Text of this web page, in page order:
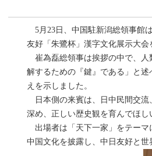
5月23日、中国駐新潟総領事館
友好「朱鷺杯」漢字文化展示大
崔為磊総領事は挨拶の中で、人
解するための『鍵』である」と
えを示しました。
日本側の来賓は、日中民間交流
深め、正しい歴史観を育んでほし
出場者は「天下一家」をテーマ
中国文化を披露し、中日友好と